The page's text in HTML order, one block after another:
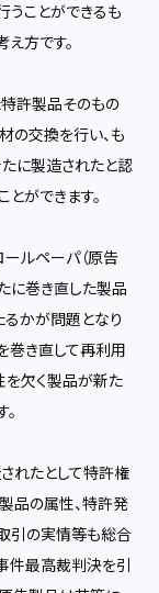
うことができるも
方です。
許製品そのもの
の交換を行い、も
に製造されたと認
ができます。
ルペーパ（原告
に巻き直した製品
かが問題となり
巻き直して再利用
を欠く製品が新た
れたとして特許権
品の属性、特許発
引の実情等も総合
件最高裁判決を引